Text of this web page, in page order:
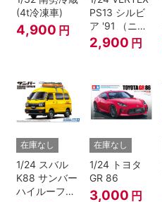
(4t冷凍車)
4,900 円
PS13 シルビ
ア '91 （ニッ
サン）
2,900 円
在庫なし
1/24 スバル
K88 サンバー
ハイルーフ
在庫なし
1/24 トヨタ
GR 86
3,000 円